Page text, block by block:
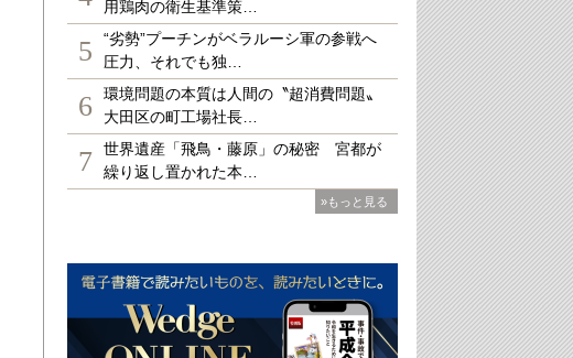
用鶏肉の衛生基準策…
5
“劣勢”プーチンがベラルーシ軍の参戦へ
圧力、それでも独…
6
環境問題の本質は人間の〝超消費問題〟
大田区の町工場社長…
7
世界遺産「飛鳥・藤原」の秘密 宮都が
繰り返し置かれた本…
»もっと見る